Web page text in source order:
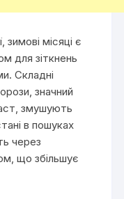
зимові місяці є
для зіткнень
Складні
значний
змушують
в пошуках
через
що збільшує